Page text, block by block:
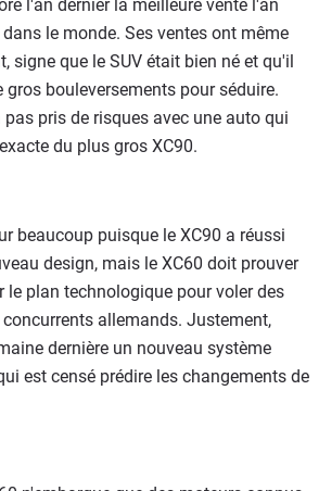
l'an dernier la meilleure vente l'an
le monde. Ses ventes ont même
signe que le SUV était bien né et qu'il
gros bouleversements pour séduire.
pris de risques avec une auto qui
du plus gros XC90.
beaucoup puisque le XC90 a réussi
design, mais le XC60 doit prouver
le plan technologique pour voler des
allemands. Justement,
dernière un nouveau système
est censé prédire les changements de